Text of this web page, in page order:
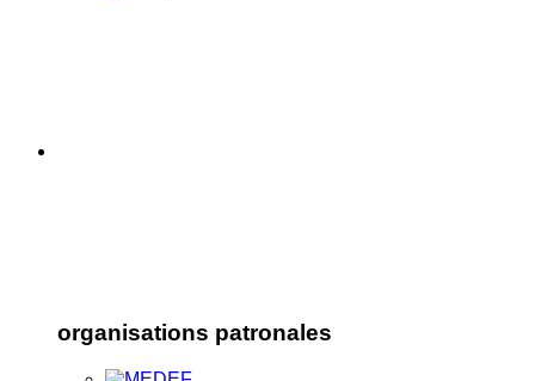
organisations patronales